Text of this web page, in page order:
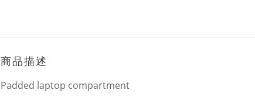
商品描述
Padded laptop compartment